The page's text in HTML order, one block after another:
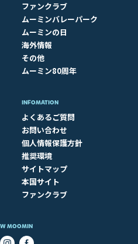
ファンクラブ
ムーミンバレーパーク
ムーミンの日
海外情報
その他
ムーミン80周年
INFOMATION
よくあるご質問
お問い合わせ
個人情報保護方針
推奨環境
サイトマップ
本国サイト
ファンクラブ
MOOMIN